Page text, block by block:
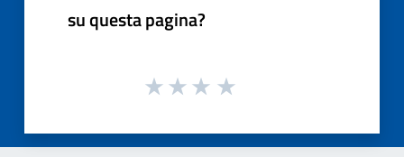
su questa pagina?